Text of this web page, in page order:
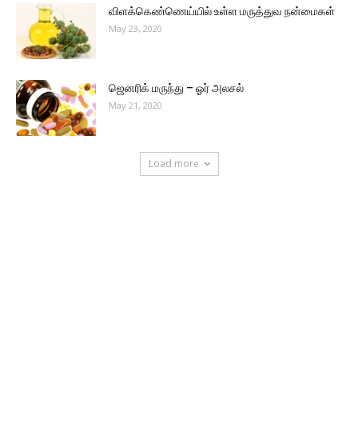
விளக்கெண்ணெய்யில் உள்ள மருத்துவ நன்மைகள்
May 23, 2020
ஜெனரிக் மருந்து – ஓர் அலசல்
May 21, 2020
Load more